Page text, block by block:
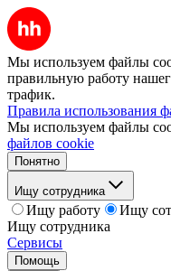
Мы используем файлы
правильную работу
трафик.
Правила использования
Мы используем файлы
файлов cookie
Понятно
Ищу сотрудника
Ищу работу
Ищу
Ищу сотрудника
Сервисы
Помощь